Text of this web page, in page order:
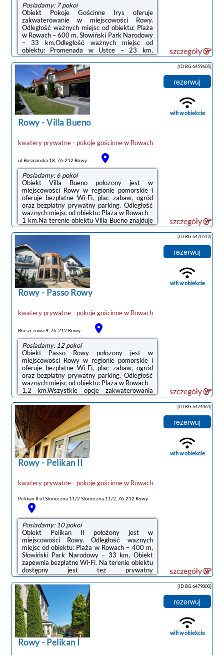
Posiadamy: 7 pokoi
Obiekt Pokoje Gościnne Irys oferuje
zakwaterowanie w miejscowości Rowy.
Odległość ważnych miejsc od obiektu: Plaża
w Rowach – 600 m, Słowiński Park Narodowy
– 33 km.Odległość ważnych miejsc od
obiektu: Promenada w Ustce – 23 km,
Latarnia morska w Ustce – 23 km. Lotnisko
Lotnisko Gdańsk-Rębiechowo znajduje się
134 km od obiektu.Doba hotelowa od godziny
14:00 do 10:00.W obiekcie obowiązuje zakaz
organizowania wieczorów panieńskich,
kawalerskich itp.Zarządzany przez
gospodarza prywatnego (osobę fizyczną)W
przypadku pobytu w obiekcie z dziećmi
należy pamiętać, że ...
szczegóły
Rowy-Villa Bueno
kwatery prywatne - pokoje gościnnew Rowach
ul.Bosmanska 18, 76-212 Rowy
Posiadamy: 6 pokoi
Obiekt Villa Bueno położony jest w
miejscowości Rowy w regionie pomorskie i
oferuje bezpłatne Wi-Fi, plac zabaw, ogród
oraz bezpłatny prywatny parking. Odległość
ważnych miejsc od obiektu: Plaża w Rowach –
1 km.Na terenie obiektu Villa Bueno znajduje
się sprzęt do grillowania.Odległość ważnych
miejsc od obiektu: Słowiński Park Narodowy –
33 km, Promenada w Ustce – 23 km.
Lotnisko Lotnisko Gdańsk-Rębiechowo
znajduje się 134 km od obiektu.Doba
hotelowa od godziny 15:00 do
10:00.Zarządzany przez gospodarza
prywatnego (osobę fizyczną)W przypadku
pobytu w obiekcie z dziećmi ...
[ID BG.6459605]
rezerwuj
wifi w obiekcie
szczegóły
Rowy- Passo Rowy
kwatery prywatne - pokoje gościnnew Rowach
Bluszczowa 9, 76-212 Rowy
Posiadamy: 12 pokoi
Obiekt Passo Rowy położony jest w
miejscowości Rowy w regionie pomorskie i
oferuje bezpłatne Wi-Fi, plac zabaw, ogród
oraz bezpłatny prywatny parking. Odległość
ważnych miejsc od obiektu: Plaża w Rowach –
1,2 km.Wszystkie opcje zakwaterowania
mają taras, aneks kuchenny z lodówką i płytą
kuchenną oraz prywatną łazienkę z
prysznicem.Na terenie obiektu Passo Rowy
znajduje się sprzęt do grillowania.Odległość
ważnych miejsc od obiektu: Słowiński Park
Narodowy – 33 km, Promenada w Ustce – 22
km. Lotnisko Lotnisko Gdańsk-Rębiechowo
znajduje się 133 km od obiektu.Doba ...
[ID BG.6470512]
rezerwuj
wifi w obiekcie
szczegóły
noclegi Rowy
Rowy- Pelikan II
kwatery prywatne - pokoje gościnnew Rowach
Pelikan II ul.Sloneczna 11/2 Sloneczna 11/2, 76-212 Rowy
Posiadamy: 10 pokoi
Obiekt Pelikan II położony jest w
miejscowości Rowy. Odległość ważnych
miejsc od obiektu: Plaża w Rowach – 400 m,
Słowiński Park Narodowy – 33 km. Obiekt
zapewnia bezpłatne Wi-Fi. Na terenie obiektu
dostępny jest też prywatny
parking.Odległość ważnych miejsc od
obiektu: Promenada w Ustce – 23 km,
Latarnia morska w Ustce – 23 km. Lotnisko
Lotnisko Gdańsk-Rębiechowo znajduje się
134 km od obiektu.Doba hotelowa od godziny
14:00 do 10:00.W obiekcie obowiązuje zakaz
organizowania wieczorów panieńskich,
kawalerskich itp.Zarządzany przez
gospodarza prywatnego (osobę fizyczną)W ...
[ID BG.6474364]
rezerwuj
wifi w obiekcie
szczegóły
Rowy- Pelikan I
[ID BG.6479000]
rezerwuj
wifi w obiekcie